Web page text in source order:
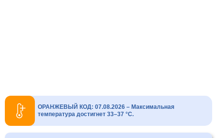
ОРАНЖЕВЫЙ КОД: 07.08.2026 – Максимальная
температура достигнет 33–37 °C.